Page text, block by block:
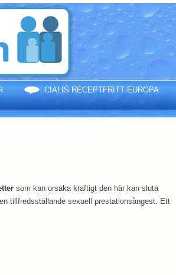
CIALIS RECEPTFRITT EUROPA
som kan orsaka kraftigt den här kan sluta
tillfredsställande sexuell prestationsångest. Ett